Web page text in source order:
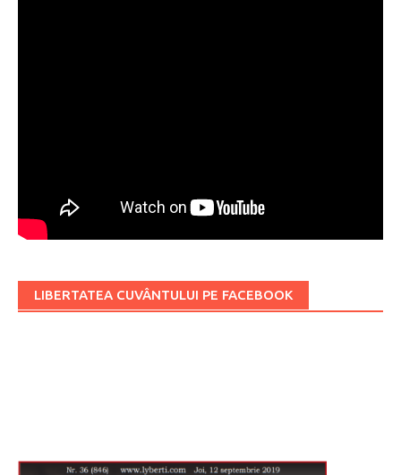
LIBERTATEA CUVÂNTULUI PE FACEBOOK